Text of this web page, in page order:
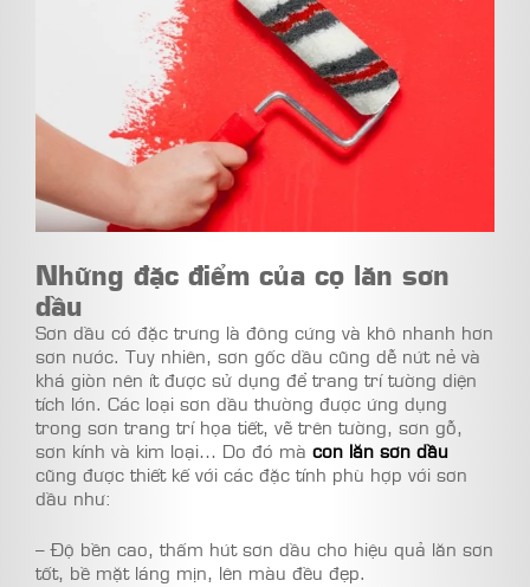
Những đặc điểm của cọ lăn sơn
dầu
Sơn dầu có đặc trưng là đông cứng và khô nhanh hơn
sơn nước. Tuy nhiên, sơn gốc dầu cũng dễ nứt nẻ và
khá giòn nên ít được sử dụng để trang trí tường diện
tích lớn. Các loại sơn dầu thường được ứng dụng
trong sơn trang trí họa tiết, vẽ trên tường, sơn gỗ,
sơn kính và kim loại… Do đó mà con lăn sơn dầu
cũng được thiết kế với các đặc tính phù hợp với sơn
dầu như:
– Độ bền cao, thấm hút sơn dầu cho hiệu quả lăn sơn
tốt, bề mặt láng mịn, lên màu đều đẹp.